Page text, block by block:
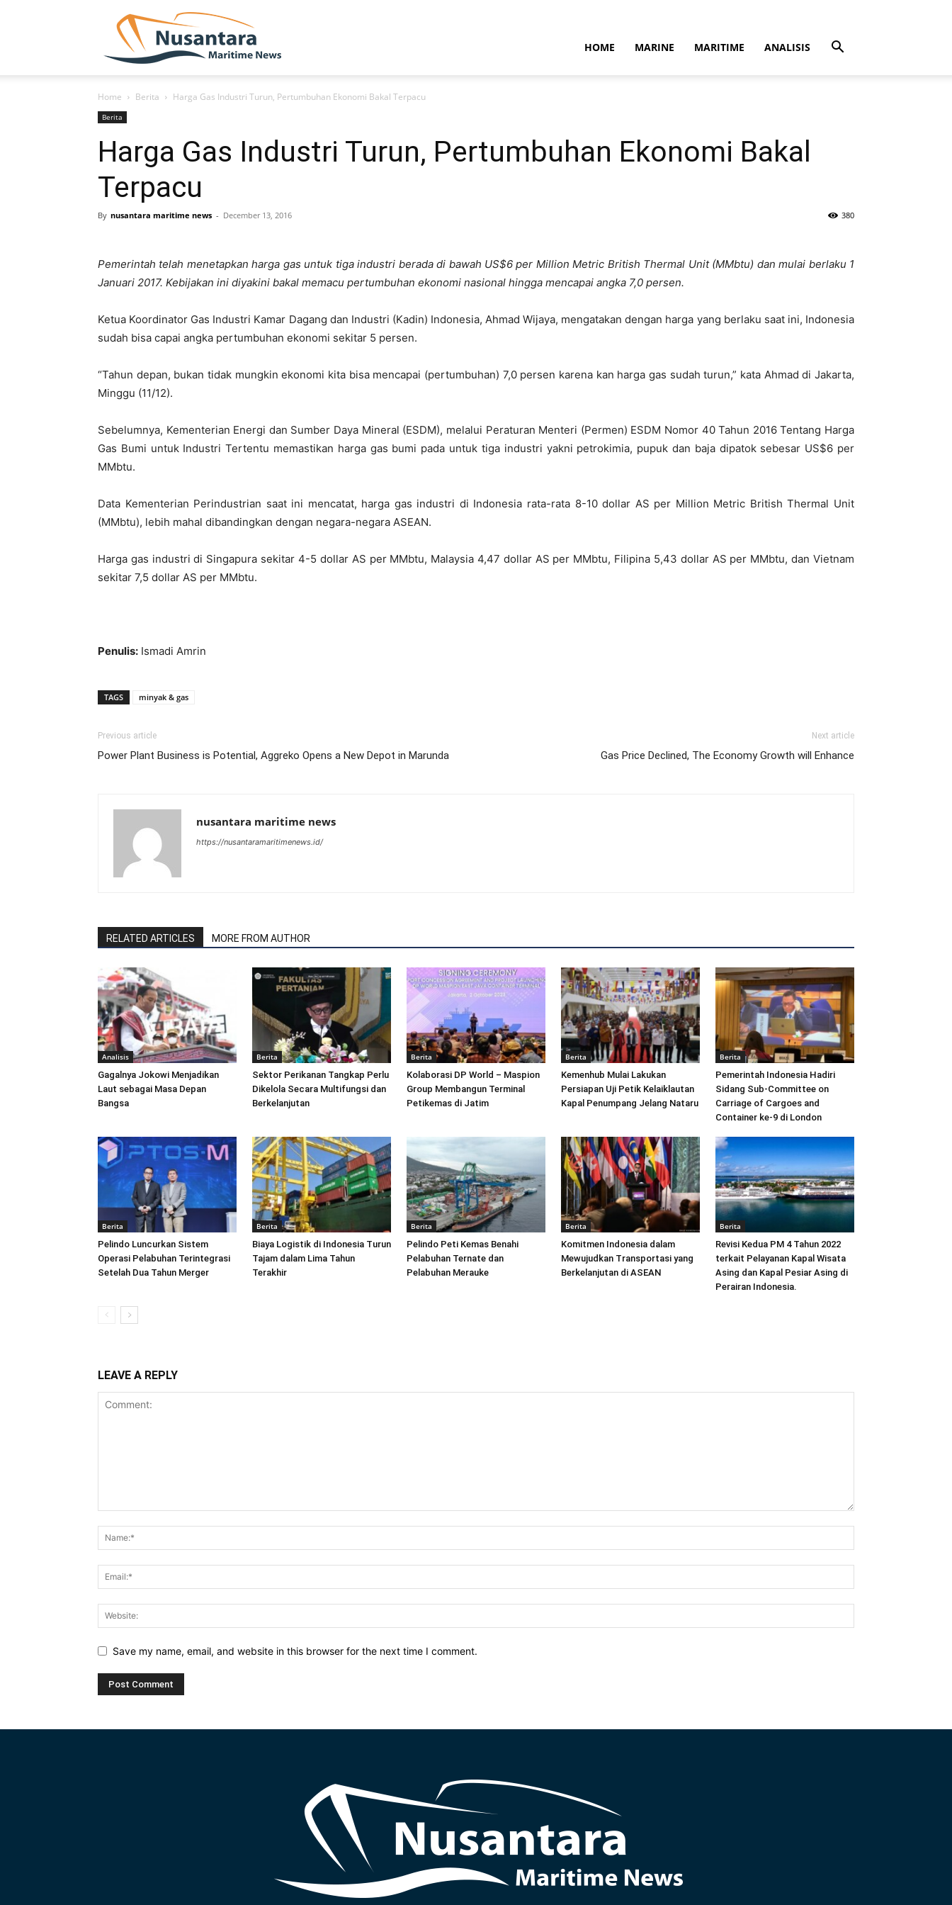
HOME MARINE MARITIME ANALISIS
Home Berita Harga Gas Industri Turun, Pertumbuhan Ekonomi Bakal Terpacu
Berita
Harga Gas Industri Turun, Pertumbuhan Ekonomi Bakal
Terpacu
By nusantara maritime news - December 13, 2016 380
Pemerintah telah menetapkan harga gas untuk tiga industri berada di bawah US$6 per Million Metric British Thermal Unit (MMbtu) dan mulai berlaku 1
Januari 2017. Kebijakan ini diyakini bakal memacu pertumbuhan ekonomi nasional hingga mencapai angka 7,0 persen.
Ketua Koordinator Gas Industri Kamar Dagang dan Industri (Kadin) Indonesia, Ahmad Wijaya, mengatakan dengan harga yang berlaku saat ini, Indonesia
sudah bisa capai angka pertumbuhan ekonomi sekitar 5 persen.
“Tahun depan, bukan tidak mungkin ekonomi kita bisa mencapai (pertumbuhan) 7,0 persen karena kan harga gas sudah turun,” kata Ahmad di Jakarta,
Minggu (11/12).
Sebelumnya, Kementerian Energi dan Sumber Daya Mineral (ESDM), melalui Peraturan Menteri (Permen) ESDM Nomor 40 Tahun 2016 Tentang Harga
Gas Bumi untuk Industri Tertentu memastikan harga gas bumi pada untuk tiga industri yakni petrokimia, pupuk dan baja dipatok sebesar US$6 per
MMbtu.
Data Kementerian Perindustrian saat ini mencatat, harga gas industri di Indonesia rata-rata 8-10 dollar AS per Million Metric British Thermal Unit
(MMbtu), lebih mahal dibandingkan dengan negara-negara ASEAN.
Harga gas industri di Singapura sekitar 4-5 dollar AS per MMbtu, Malaysia 4,47 dollar AS per MMbtu, Filipina 5,43 dollar AS per MMbtu, dan Vietnam
sekitar 7,5 dollar AS per MMbtu.
Penulis: Ismadi Amrin
TAGS minyak & gas
Previous article
Power Plant Business is Potential, Aggreko Opens a New Depot in Marunda
Next article
Gas Price Declined, The Economy Growth will Enhance
nusantara maritime news
https://nusantaramaritimenews.id/
RELATED ARTICLES MORE FROM AUTHOR
Analisis
Gagalnya Jokowi Menjadikan
Laut sebagai Masa Depan
Bangsa
Berita
Sektor Perikanan Tangkap Perlu
Dikelola Secara Multifungsi dan
Berkelanjutan
Berita
Kolaborasi DP World – Maspion
Group Membangun Terminal
Petikemas di Jatim
Berita
Kemenhub Mulai Lakukan
Persiapan Uji Petik Kelaiklautan
Kapal Penumpang Jelang Nataru
Berita
Pemerintah Indonesia Hadiri
Sidang Sub-Committee on
Carriage of Cargoes and
Container ke-9 di London
Berita
Pelindo Luncurkan Sistem
Operasi Pelabuhan Terintegrasi
Setelah Dua Tahun Merger
Berita
Biaya Logistik di Indonesia Turun
Tajam dalam Lima Tahun
Terakhir
Berita
Pelindo Peti Kemas Benahi
Pelabuhan Ternate dan
Pelabuhan Merauke
Berita
Komitmen Indonesia dalam
Mewujudkan Transportasi yang
Berkelanjutan di ASEAN
Berita
Revisi Kedua PM 4 Tahun 2022
terkait Pelayanan Kapal Wisata
Asing dan Kapal Pesiar Asing di
Perairan Indonesia.
LEAVE A REPLY
Save my name, email, and website in this browser for the next time I comment.